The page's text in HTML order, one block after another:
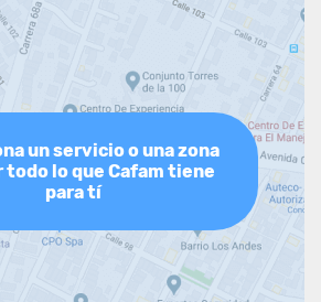
un servicio o una zona
todo lo que Cafam tiene
para tí